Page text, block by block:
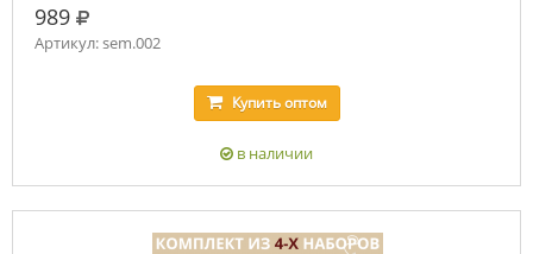
989 руб.
Артикул: sem.002
Купитьоптом
в наличии